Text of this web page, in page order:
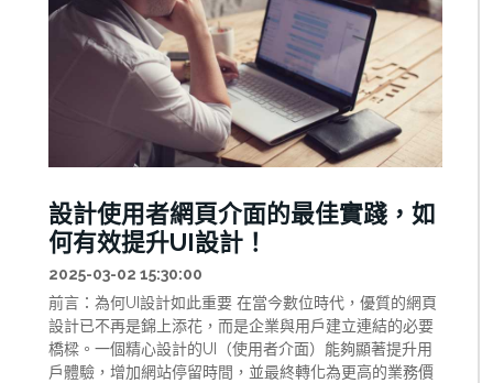
設計使用者網頁介面的最佳實踐，如
何有效提升UI設計！
2025-03-02 15:30:00
前言：為何UI設計如此重要 在當今數位時代，優質的網頁
設計已不再是錦上添花，而是企業與用戶建立連結的必要
橋樑。一個精心設計的UI（使用者介面）能夠顯著提升用
戶體驗，增加網站停留時間，並最終轉化為更高的業務價